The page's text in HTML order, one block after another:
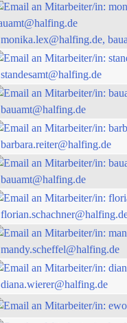
monika.lex@halfing.de,
standesamt@halfing.de
bauamt@halfing.de
barbara.reiter@halfing.de
bauamt@halfing.de
mandy.scheffel@halfing.de
diana.wierer@halfing.de